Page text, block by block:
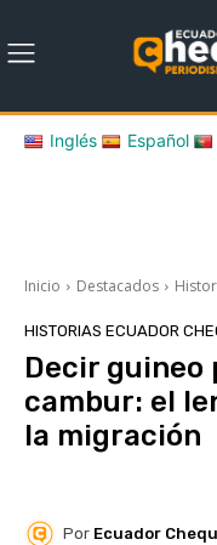
Inglés Español
Inicio Destacados
HISTORIAS ECUADOR
Decir guineo
cambur: el
la migración
Por Ecuador